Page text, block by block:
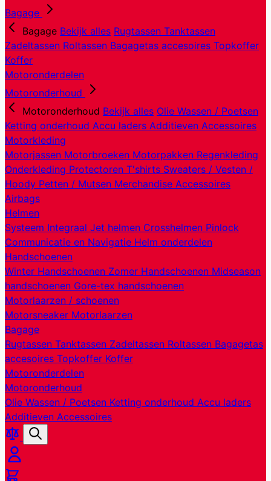
Bagage
Bagage Bekijk alles Rugtassen Tanktassen
Zadeltassen Roltassen Bagagetas accesoires Topkoffer
Koffer
Motoronderdelen
Motoronderhoud
Motoronderhoud Bekijk alles Olie Wassen / Poetsen
Ketting onderhoud Accu laders Additieven Accessoires
Motorkleding
Motorjassen Motorbroeken Motorpakken Regenkleding
Onderkleding Protectoren T'shirts Sweaters / Vesten /
Hoody Petten / Mutsen Merchandise Accessoires
Airbags
Helmen
Systeem Integraal Jet helmen Crosshelmen Pinlock
Communicatie en Navigatie Helm onderdelen
Handschoenen
Winter Handschoenen Zomer Handschoenen Midseason
handschoenen Gore-tex handschoenen
Motorlaarzen / schoenen
Motorsneaker Motorlaarzen
Bagage
Rugtassen Tanktassen Zadeltassen Roltassen Bagagetas
accesoires Topkoffer Koffer
Motoronderdelen
Motoronderhoud
Olie Wassen / Poetsen Ketting onderhoud Accu laders
Additieven Accessoires
Producten
vergelijken
Zoek
Cart